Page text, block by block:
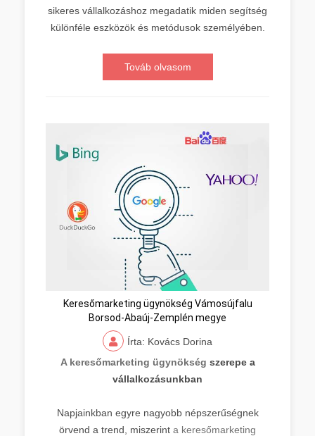
sikeres vállalkozáshoz megadatik miden segítség
különféle eszközök és metódusok személyében.
Továb olvasom
Keresőmarketing ügynökség Vámosújfalu
Borsod-Abaúj-Zemplén megye
Írta: Kovács Dorina
A keresőmarketing ügynökség szerepe a
vállalkozásunkban
Napjainkban egyre nagyobb népszerűségnek
örvend a trend, miszerint a keresőmarketing